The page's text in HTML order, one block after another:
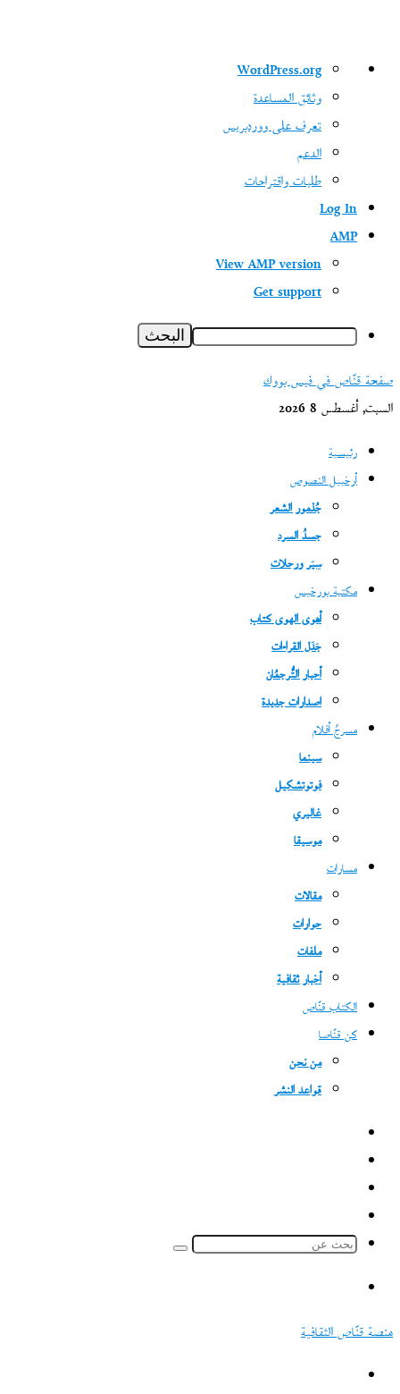
ووردبريس
WordPress.org
وثائق المساعدة
تعرف على ووردبريس
الدعم
طلبات واقتراحات
Log In
AMP
View AMP version
Get support
البحث
صفحة قنّاص في فيس بووك
السبت, أغسطس 8 2026
رئيسية
أرخبيل النصوص
جُذمور الشعر
جسدُ السرد
سِيَر ورحلات
مكتبة بورخيس
أهوى الهوى كتاب
جَدَل القراءات
أحبار التُّرجمُان
اصدارات جديدة
مسرحُ أفلام
سينما
فوتوتشكيل
غاليري
موسيقا
مسارات
مقالات
حوارات
ملفات
أخبار ثقافية
الكتاب قنّاص
كن قنّاصا
من نحن
قواعد النشر
الموقع
منصة قنّاص الثقافية